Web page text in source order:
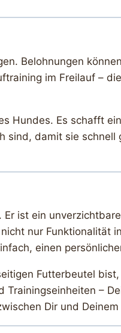
Belohnungen
im Freilauf –
Hundes. Es schafft
damit sie
ist ein
nur Funktionalität
einen
Futterbeutel
Trainingseinheiten –
Dir und Deinem